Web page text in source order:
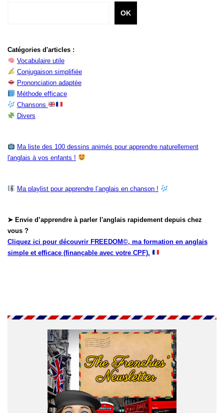
OK
Catégories d'articles :
Vocabulaire utile
Conjugaison simplifiée
Prononciation adaptée
Méthode efficace
Chansons
Divers
Ma liste des 100 dessins animés pour apprendre naturellement
l'anglais à vos enfants !
Ma playlist pour apprendre l’anglais en chanson !
➤ Envie d’apprendre à parler l'anglais rapidement depuis chez
vous ?
Cliquez ici pour découvrir FREEDOM©, ma formation en anglais
simple et efficace (finançable avec votre CPF).